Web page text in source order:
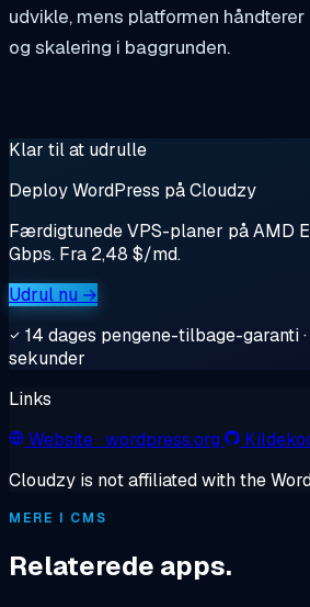
udvikle, mens platformen
og skalering i baggrunden.
Klar til at udrulle
Deploy WordPress på Cloudzy
Færdigtunede VPS-planer på AMD
Gbps. Fra 2,48 $/md.
Udrul nu →
14 dages pengene-tilbage-garanti
sekunder
Links
Website· wordpress.org
Cloudzy is not affiliated with the
MERE I CMS
Relaterede apps.